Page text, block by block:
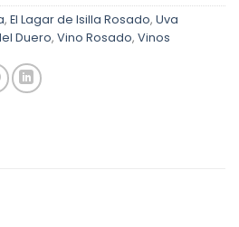
, El Lagar de Isilla Rosado, Uva
Duero, Vino Rosado, Vinos